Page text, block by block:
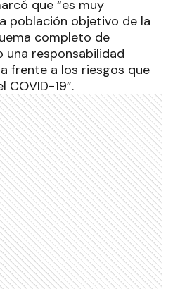
que “es muy
población objetivo de la
completo de
una responsabilidad
frente a los riesgos que
COVID-19”.